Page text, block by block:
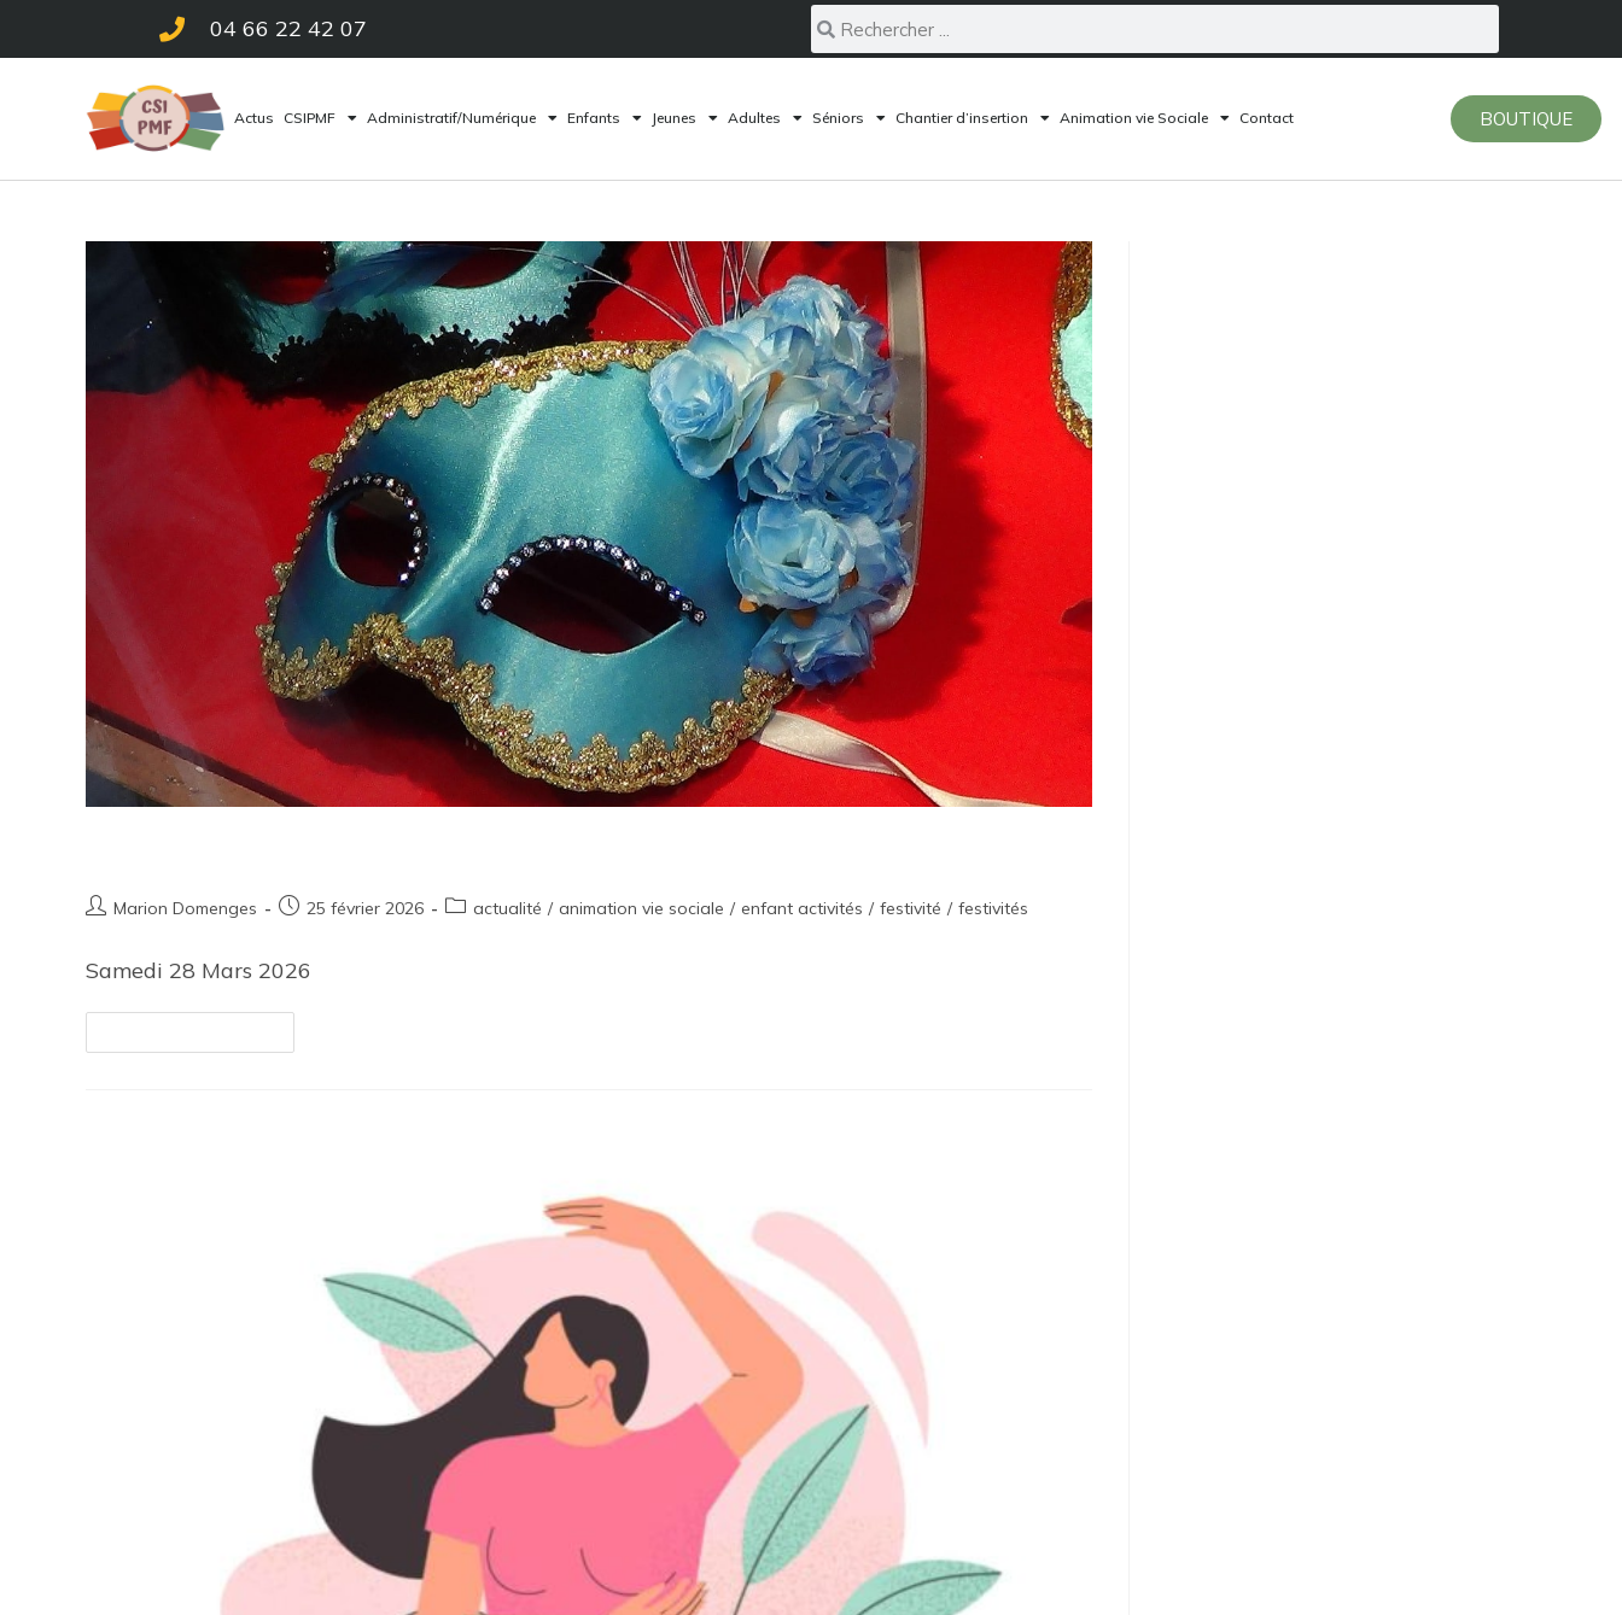
04 66 22 42 07
Actus CSIPMF Administratif/Numérique Enfants Jeunes Adultes Séniors Chantier d’insertion Animation vie Sociale Contact BOUTIQUE
Marion Domenges 25 février 2026 actualité / animation vie sociale / enfant activités / festivité / festivités
Samedi 28 Mars 2026